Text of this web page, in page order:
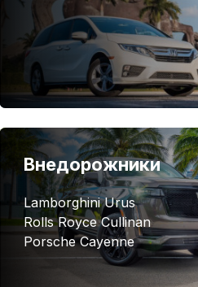
Внедорожники
Lamborghini Urus
Rolls Royce Cullinan
Porsche Cayenne